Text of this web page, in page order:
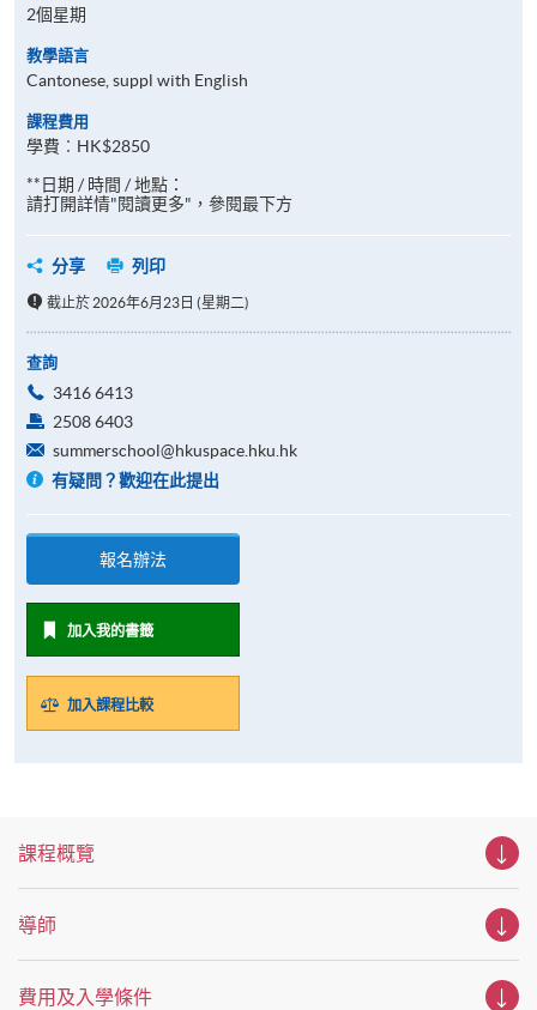
2個星期
教學語言
Cantonese, suppl with English
課程費用
學費︰HK$2850
**日期 / 時間 / 地點：
請打開詳情"閱讀更多"，參閱最下方
分享 列印
截止於 2026年6月23日 (星期二)
查詢
3416 6413
2508 6403
summerschool@hkuspace.hku.hk
有疑問？歡迎在此提出
報名辦法
加入我的書籤
加入課程比較
課程概覽
導師
費用及入學條件